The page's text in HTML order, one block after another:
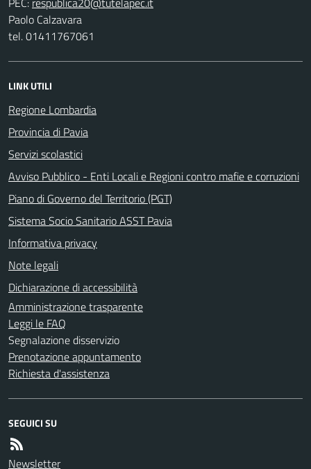
Paolo Calzavara
tel. 01411767061
LINK UTILI
Regione Lombardia
Provincia di Pavia
Servizi scolastici
Avviso Pubblico - Enti Locali e Regioni contro mafie e corruzioni
Piano di Governo del Territorio (PGT)
Sistema Socio Sanitario ASST Pavia
Informativa privacy
Note legali
Dichiarazione di accessibilità
Amministrazione trasparente
Leggi le FAQ
Segnalazione disservizio
Prenotazione appuntamento
Richiesta d'assistenza
SEGUICI SU
Newsletter